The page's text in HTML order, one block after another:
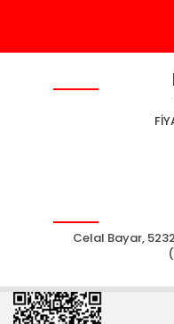
Celal Bayar,